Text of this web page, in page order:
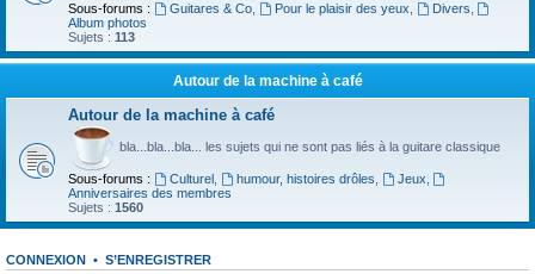
Sous-forums : Guitares & Co, Pour le plaisir des yeux Divers
Album photos
Sujets : 113
Autour de la machine à café
Autour de la machine à café
bla...bla...bla... les sujets qui ne sont pas liés à la guitare classique
Sous-forums : Culturel, humour, histoires drôles Jeux
Anniversaires des membres
Sujets : 1560
CONNEXION • S’ENREGISTRER